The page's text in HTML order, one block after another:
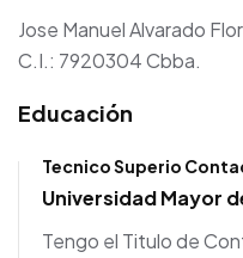
Jose Manuel Alvarado
C.I.: 7920304 Cbba.
Educación
Tecnico Superio
Universidad Mayor
Tengo el Titulo de